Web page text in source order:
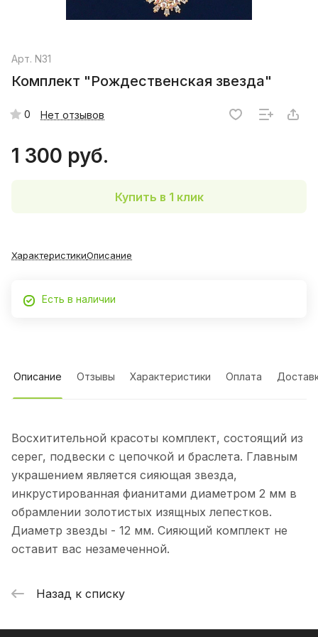
Арт. N31
Комплект "Рождественская звезда"
0 Нет отзывов
1 300 руб.
Купить в 1 клик
ХарактеристикиОписание
Есть в наличии
Описание Отзывы Характеристики Оплата
Восхитительной красоты комплект, состоящий из
серег, подвески с цепочкой и браслета. Главным
украшением является сияющая звезда,
инкрустированная фианитами диаметром 2 мм в
обрамлении золотистых изящных лепестков.
Диаметр звезды - 12 мм. Сияющий комплект не
оставит вас незамеченной.
Назад к списку